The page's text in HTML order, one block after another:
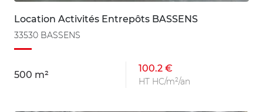
Location Activités Entrepôts BASSENS
33530 BASSENS
500 m²
100.2 €
HT HC/m²/an